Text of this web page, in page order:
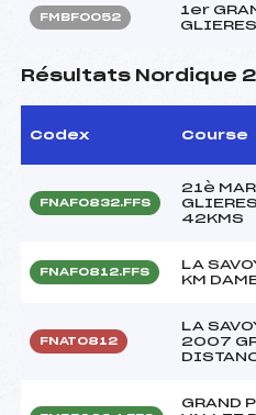
FMBF0052
1er
GLIERES
Résultats Nordique
Codex Course
FNAF0832.FFS
21è
42KMS
FNAF0812.FFS
LA
KM
FNAT0812
LA
2007
GRAND